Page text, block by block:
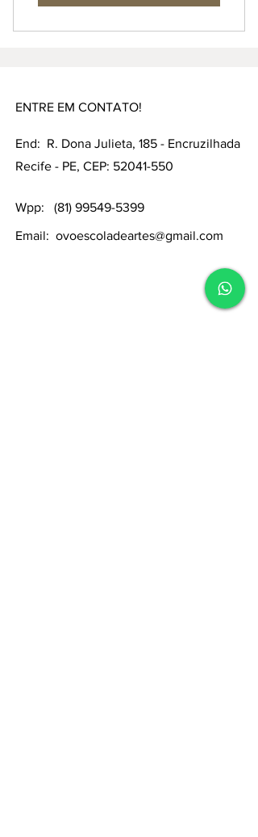
ENTRE EM CONTATO!
End: R. Dona Julieta, 185 - Encruzilhada
Recife - PE, CEP: 52041-550
Wpp: (81) 99549-5399
Email: ovoescoladeartes@gmail.com